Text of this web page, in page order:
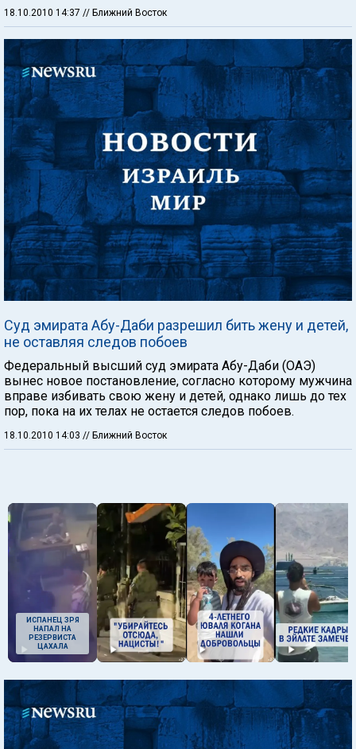
18.10.2010 14:37 // Ближний Восток
Суд эмирата Абу-Даби разрешил бить жену и детей,
не оставляя следов побоев
Федеральный высший суд эмирата Абу-Даби (ОАЭ)
вынес новое постановление, согласно которому мужчина
вправе избивать свою жену и детей, однако лишь до тех
пор, пока на их телах не остается следов побоев.
18.10.2010 14:03 // Ближний Восток
ИСПАНЕЦ ЗРЯ
НАПАЛ НА
РЕЗЕРВИСТА
ЦАХАЛА